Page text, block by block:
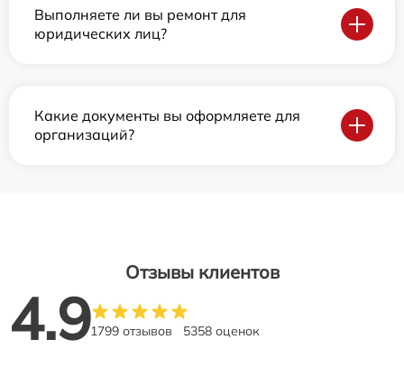
Выполняете ли вы ремонт для
юридических лиц?
Какие документы вы оформляете для
организаций?
Отзывы клиентов
4.91799 отзывов 5358 оценок